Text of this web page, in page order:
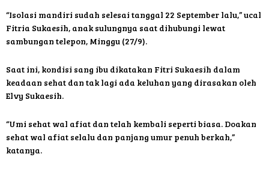
“Isolasi mandiri sudah selesai tanggal 22 September lalu,” ucal
Fitria Sukaesih, anak sulungnya saat dihubungi lewat
sambungan telepon, Minggu (27/9).
Saat ini, kondisi sang ibu dikatakan Fitri Sukaesih dalam
keadaan sehat dan tak lagi ada keluhan yang dirasakan oleh
Elvy Sukaesih.
“Umi sehat wal afiat dan telah kembali seperti biasa. Doakan
sehat wal afiat selalu dan panjang umur penuh berkah,”
katanya.